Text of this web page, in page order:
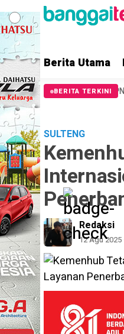
Berita Utama
BERITA TERKINI
70 Orang CPNS Banggai Laut
SULTENG
Redaksi
12 Agu 2025